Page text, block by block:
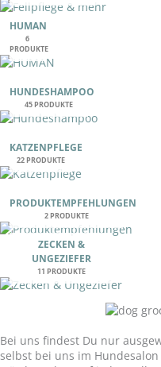
HUMAN
6
PRODUKTE
HUNDESHAMPOO
45 PRODUKTE
KATZENPFLEGE
22 PRODUKTE
PRODUKTEMPFEHLUNGEN
2 PRODUKTE
ZECKEN &
UNGEZIEFER
11 PRODUKTE
Bei uns findest Du nur
selbst bei uns im